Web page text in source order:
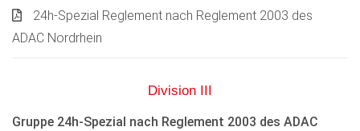
24h-Spezial Reglement nach Reglement 2003 des
ADAC Nordrhein
Division III
Gruppe 24h-Spezial nach Reglement 2003 des ADAC